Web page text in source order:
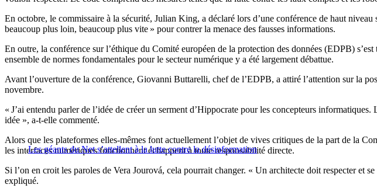
En octobre, le commissaire à la sécurité, Julian King, a déclaré lors d’une conférence de haut
beaucoup plus loin, beaucoup plus vite » pour contrer la menace des fausses informations.
En outre, la conférence sur l’éthique du Comité européen de la protection des données (EDPB)
ensemble de normes fondamentales pour le secteur numérique y a été largement débattue.
Avant l’ouverture de la conférence, Giovanni Buttarelli, chef de l’EDPB, a attiré l’attention sur la
novembre.
« J’ai entendu parler de l’idée de créer un serment d’Hippocrate pour les concepteurs
idée », a-t-elle commenté.
Les géants du Net s’attellent à la lutte contre la désinformation
Alors que les plateformes elles-mêmes font actuellement l’objet de vives critiques de la part de la
les interfaces numériques fonctionnent échappent à toute responsabilité directe.
Si l’on en croit les paroles de Vera Jourová, cela pourrait changer. « Un architecte doit respecter et
expliqué.